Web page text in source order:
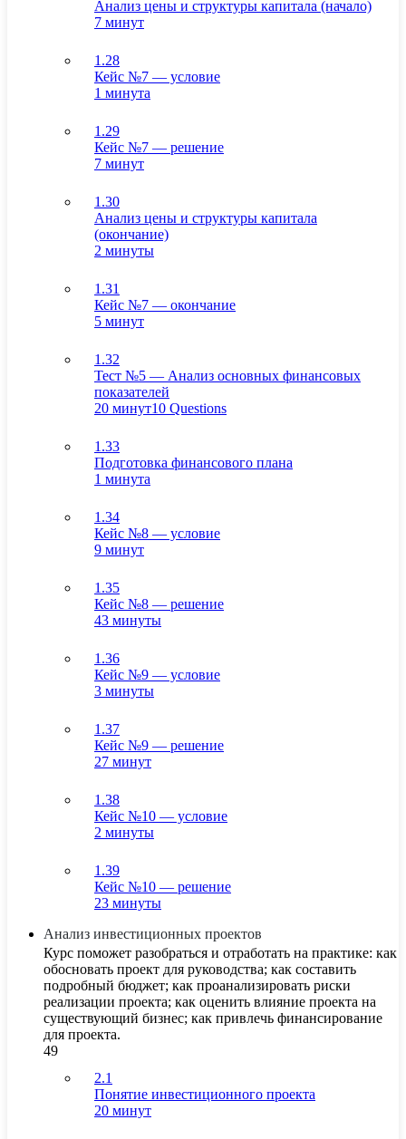
Анализ цены и структуры капитала (начало)
7 минут
1.28
Кейс №7 — условие
1 минута
1.29
Кейс №7 — решение
7 минут
1.30
Анализ цены и структуры капитала
(окончание)
2 минуты
1.31
Кейс №7 — окончание
5 минут
1.32
Тест №5 — Анализ основных финансовых
показателей
20 минут10 Questions
1.33
Подготовка финансового плана
1 минута
1.34
Кейс №8 — условие
9 минут
1.35
Кейс №8 — решение
43 минуты
1.36
Кейс №9 — условие
3 минуты
1.37
Кейс №9 — решение
27 минут
1.38
Кейс №10 — условие
2 минуты
1.39
Кейс №10 — решение
23 минуты
Анализ инвестиционных проектов
Курс поможет разобраться и отработать на практике: как
обосновать проект для руководства; как составить
подробный бюджет; как проанализировать риски
реализации проекта; как оценить влияние проекта на
существующий бизнес; как привлечь финансирование
для проекта.
49
2.1
Понятие инвестиционного проекта
20 минут